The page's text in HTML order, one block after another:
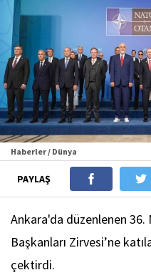
Haberler / Dünya
PAYLAŞ
Ankara'da düzenlenen
Başkanları Zirvesi’ne
çektirdi.